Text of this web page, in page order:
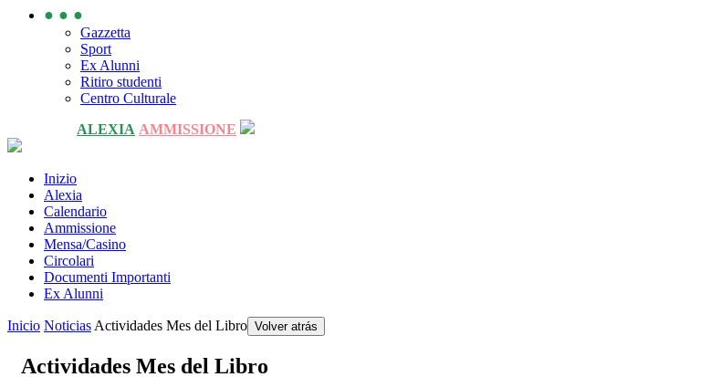
● ● ●
Gazzetta
Sport
Ex Alunni
Ritiro studenti
Centro Culturale
ALEXIA AMMISSIONE
Inizio
Alexia
Calendario
Ammissione
Mensa/Casino
Circolari
Documenti Importanti
Ex Alunni
Inicio Noticias Actividades Mes del Libro Volver atrás
Actividades Mes del Libro